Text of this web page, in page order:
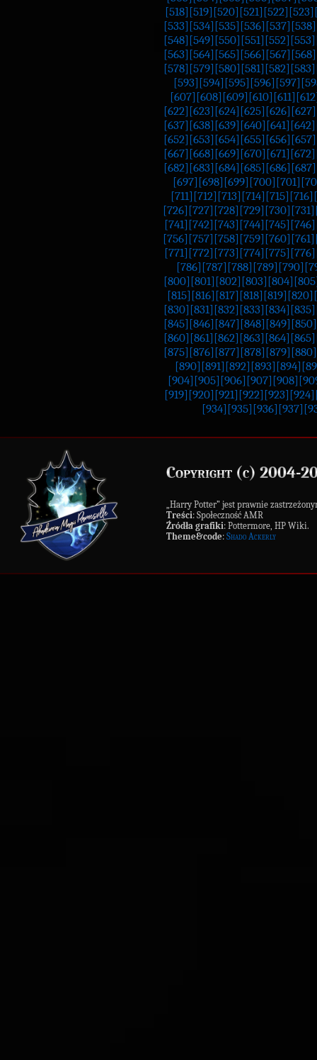
[518] [519] [520] [521] [522] [523]
[533] [534] [535] [536] [537] [538]
[548] [549] [550] [551] [552] [553]
[563] [564] [565] [566] [567] [568]
[578] [579] [580] [581] [582] [583]
[593] [594] [595] [596] [597]
[607] [608] [609] [610] [611]
[622] [623] [624] [625] [626] [627]
[637] [638] [639] [640] [641] [642]
[652] [653] [654] [655] [656] [657]
[667] [668] [669] [670] [671] [672]
[682] [683] [684] [685] [686] [687]
[697] [698] [699] [700] [701]
[711] [712] [713] [714] [715] [716]
[726] [727] [728] [729] [730] [731]
[741] [742] [743] [744] [745] [746]
[756] [757] [758] [759] [760] [761]
[771] [772] [773] [774] [775] [776]
[786] [787] [788] [789] [790]
[800] [801] [802] [803] [804]
[815] [816] [817] [818] [819] [820]
[830] [831] [832] [833] [834] [835]
[845] [846] [847] [848] [849] [850]
[860] [861] [862] [863] [864] [865]
[875] [876] [877] [878] [879] [880]
[890] [891] [892] [893] [894]
[904] [905] [906] [907] [908]
[919] [920] [921] [922] [923] [924]
[934] [935] [936] [937]
Copyright (c) 2004-
„Harry Potter” jest prawnie
Treści: Społeczność AMR
Źródła grafiki: Pottermore, HP Wiki.
Theme&code: Shado Ackerly